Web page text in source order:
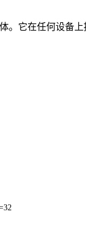
它在任何设备